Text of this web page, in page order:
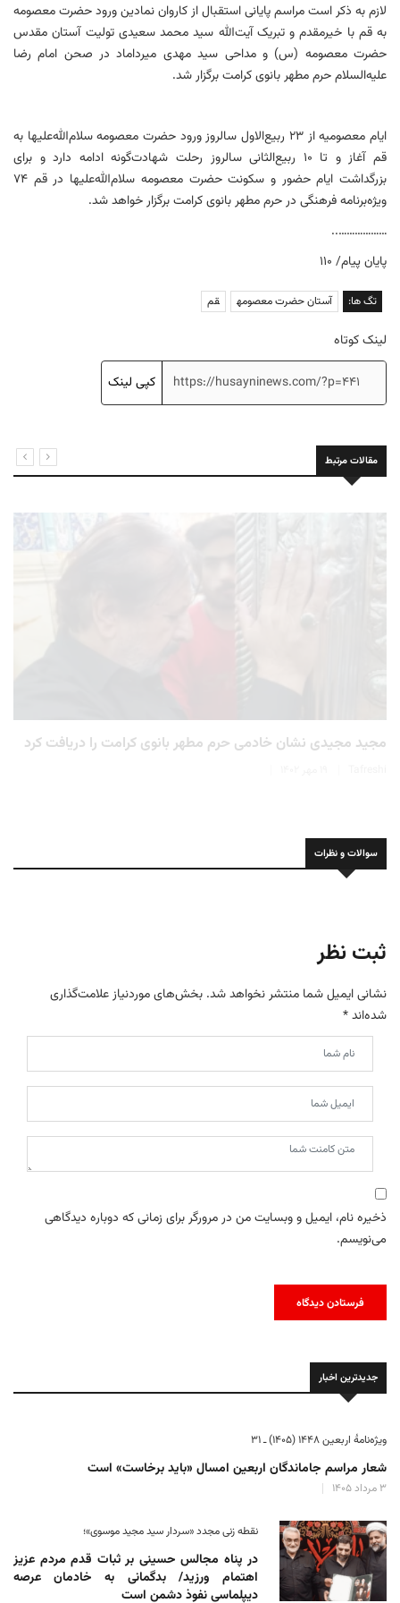
لازم به ذکر است مراسم پایانی استقبال از کاروان نمادین ورود حضرت معصومه
به قم با خیرمقدم و تبریک آیت‌الله سید محمد سعیدی تولیت آستان مقدس
حضرت معصومه (س) و مداحی سید مهدی میرداماد در صحن امام رضا
علیه‌السلام حرم مطهر بانوی کرامت برگزار شد.
ایام معصومیه از ۲۳ ربیع‌الاول سالروز ورود حضرت معصومه سلام‌الله‌علیها به
قم آغاز و تا ۱۰ ربیع‌الثانی سالروز رحلت شهادت‌گونه ادامه دارد و برای
بزرگداشت ایام حضور و سکونت حضرت معصومه سلام‌الله‌علیها در قم ۷۴
ویژه‌برنامه فرهنگی در حرم مطهر بانوی کرامت برگزار خواهد شد.
………………..
پایان پیام/ ۱۱۰
تگ ها: آستان حضرت معصومه قم
لینک کوتاه
کپی لینک
مقالات مرتبط
مجید مجیدی نشان خادمی حرم مطهر بانوی کرامت را دریافت کرد
سوالات و نظرات
ثبت نظر
نشانی ایمیل شما منتشر نخواهد شد. بخش‌های موردنیاز علامت‌گذاری
شده‌اند*
ذخیره نام، ایمیل و وبسایت من در مرورگر برای زمانی که دوباره دیدگاهی
می‌نویسم.
جدیدترین اخبار
ویژه‌نامهٔ اربعین ۱۴۴۸ (۱۴۰۵) ـ ۳۱
شعار مراسم جاماندگان اربعین امسال «باید برخاست» است
۳ مرداد ۱۴۰۵
نقطه زنی مجدد «سردار سید مجید موسوی»؛
در پناه مجالس حسینی بر ثبات‌ قدم مردم عزیز
اهتمام ورزید/ بدگمانی به خادمان عرصه
دیپلماسی نفوذ دشمن است